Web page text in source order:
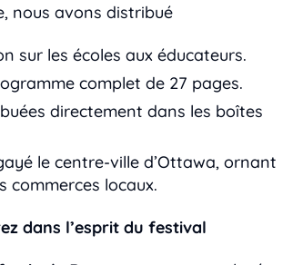
nous avons distribué
sur les écoles aux éducateurs.
complet de 27 pages.
directement dans les boîtes
le centre-ville d’Ottawa, ornant
commerces locaux.
dans l’esprit du festival